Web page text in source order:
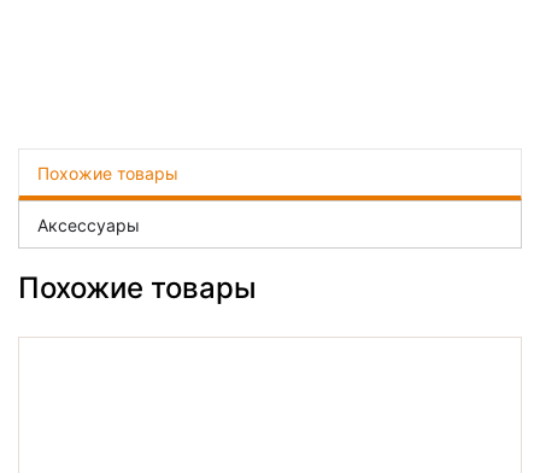
Похожие товары
Аксессуары
Похожие товары